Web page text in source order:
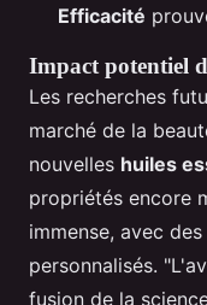
Efficacité
Impact potentiel
Les recherches
marché de la
nouvelles huiles
propriétés encore
immense, avec
personnalisés.
fusion de la